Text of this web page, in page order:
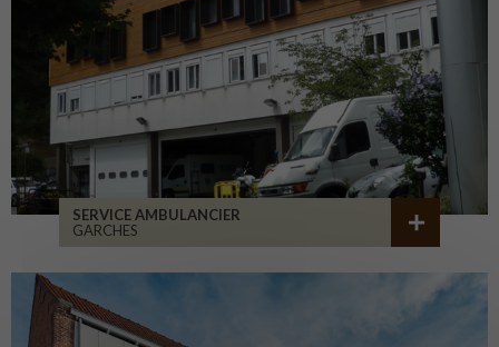
SERVICE AMBULANCIER
GARCHES